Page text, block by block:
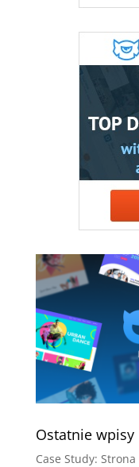
Ostatnie wpisy
Case Study: